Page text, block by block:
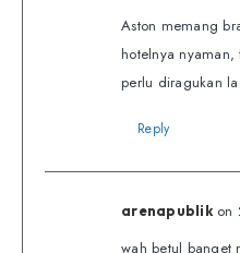
Aston memang
hotelnya
perlu diragukan
Reply
arenapublik on
wah betul banget